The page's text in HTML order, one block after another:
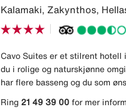
Kalamaki, Zakynthos,
Cavo Suites er et stilrent hotell
du i rolige og naturskjønne
har flere basseng og du som
Ring 21 49 39 00for mer